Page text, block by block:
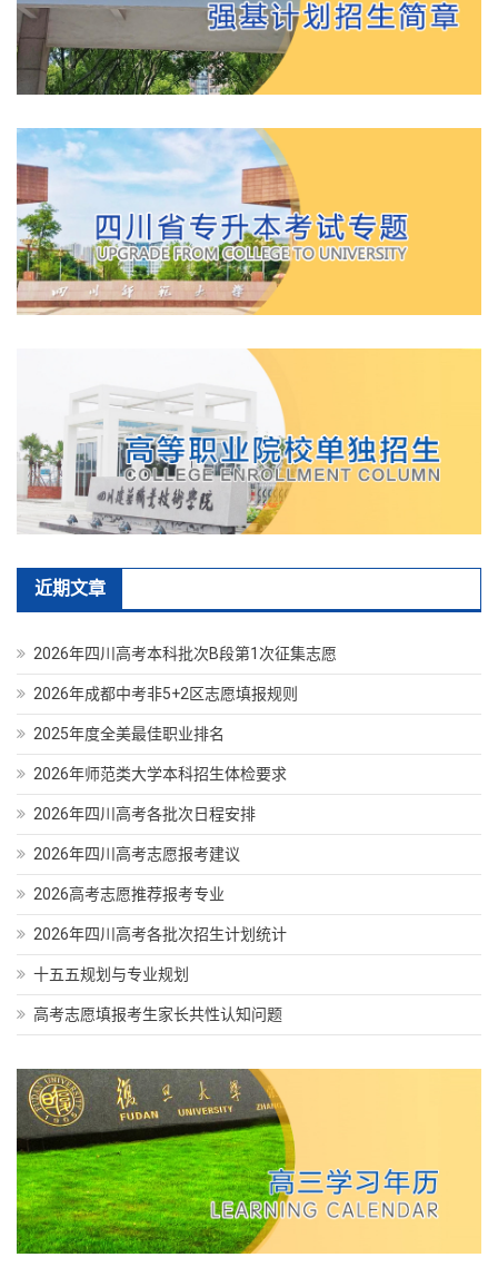
近期文章
2026年四川高考本科批次B段第1次征集志愿
2026年成都中考非5+2区志愿填报规则
2025年度全美最佳职业排名
2026年师范类大学本科招生体检要求
2026年四川高考各批次日程安排
2026年四川高考志愿报考建议
2026高考志愿推荐报考专业
2026年四川高考各批次招生计划统计
十五五规划与专业规划
高考志愿填报考生家长共性认知问题